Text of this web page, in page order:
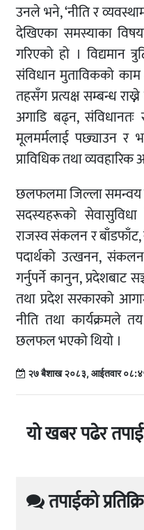
उनले भने, ‘नीति र
देखिएका समस्याका
गरिएको हो । विद्यमान
संविधान मुताविकको
तहसँग प्रत्यक्ष सम्बन्ध
अगाडि बढ्न,
मूलमर्मलाई पछ्याउन र
प्राविधिक तथा
छलफलमा जिल्ला समन्वय
सदस्यहरूको सेवासुविधा
राजस्व संकलन र बाँडफाँट,
पदार्थको उत्खनन, संकलन
गर्नुपर्ने कानुन, प्रदेशबाट
तथा प्रदेश सरकारको
नीति तथा कार्यक्रमले
छलफल भएको थियो ।
२७ बैशाख २०८३, आईतवार
यो खबर पढेर
तपाईको